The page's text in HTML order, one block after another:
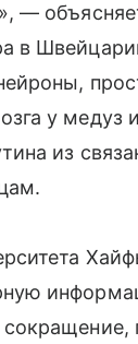
—
в
у
из